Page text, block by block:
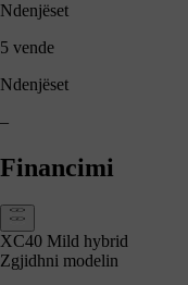
Ndenjëset
5 vende
Ndenjëset
–
Financimi
XC40 Mild hybrid
Zgjidhni modelin